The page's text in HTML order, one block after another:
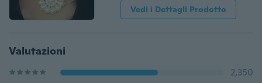
Vedi i Dettagli Prodotto
Valutazioni
2,350